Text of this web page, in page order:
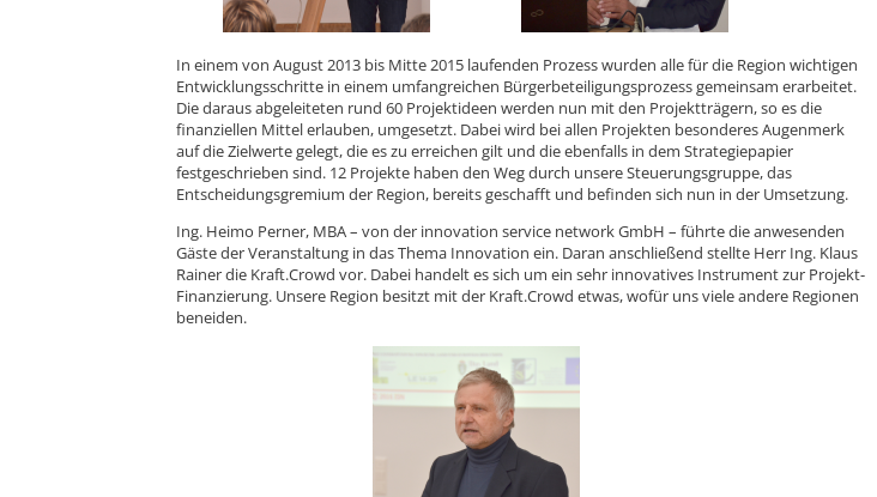
In einem von August 2013 bis Mitte 2015 laufenden Prozess wurden alle für die Region wichtigen
Entwicklungsschritte in einem umfangreichen Bürgerbeteiligungsprozess gemeinsam erarbeitet.
Die daraus abgeleiteten rund 60 Projektideen werden nun mit den Projektträgern, so es die
finanziellen Mittel erlauben, umgesetzt. Dabei wird bei allen Projekten besonderes Augenmerk
auf die Zielwerte gelegt, die es zu erreichen gilt und die ebenfalls in dem Strategiepapier
festgeschrieben sind. 12 Projekte haben den Weg durch unsere Steuerungsgruppe, das
Entscheidungsgremium der Region, bereits geschafft und befinden sich nun in der Umsetzung.
Ing. Heimo Perner, MBA – von der innovation service network GmbH – führte die anwesenden
Gäste der Veranstaltung in das Thema Innovation ein. Daran anschließend stellte Herr Ing. Klaus
Rainer die Kraft.Crowd vor. Dabei handelt es sich um ein sehr innovatives Instrument zur Projekt-
Finanzierung. Unsere Region besitzt mit der Kraft.Crowd etwas, wofür uns viele andere Regionen
beneiden.